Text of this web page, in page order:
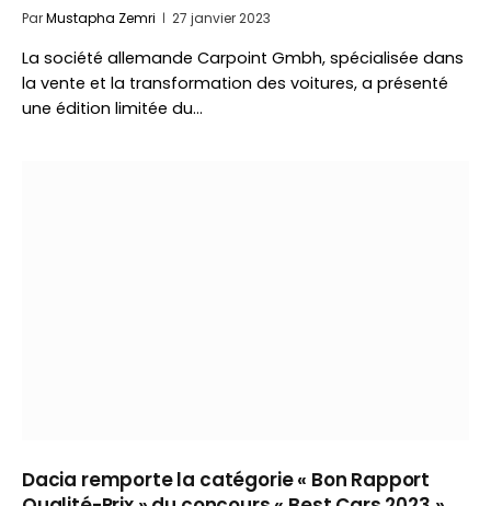
ParMustapha Zemri 27 janvier 2023
La société allemande Carpoint Gmbh, spécialisée dans
la vente et la transformation des voitures, a présenté
une édition limitée du…
Dacia remporte la catégorie « Bon Rapport